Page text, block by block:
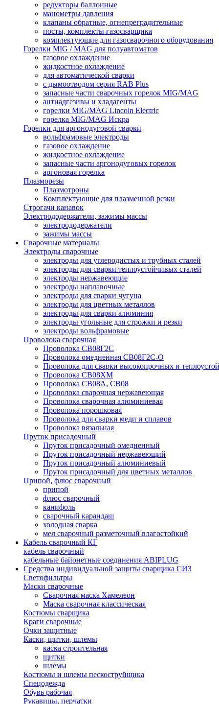
редукторы баллонные
манометры давления
клапаны обратные, огнепреградительные
посты, комплекты газосварщика
комплектующие для газосварочного оборудования
Горелки MIG / MAG для полуавтоматов
газовое охлаждение
жидкостное охлаждение
для автоматической сварки
с дымоотводом серия RAB Plus
запасные части сварочных горелок MIG/MAG
антиадгезивы и хладагенты
горелки MIG/MAG Lincoln Electric
горелка MIG/MAG Искра
Горелки для аргонодуговой сварки
вольфрамовые электроды
газовое охлаждение
жидкостное охлаждение
запасные части аргонодуговых горелок
аргоновая горелка
Плазморезы
Плазмотроны
Комплектующие для плазменной резки
Строгачи канавок
Электрододержатели, зажимы массы
электрододержатели
зажимы массы
Сварочные материалы
Электроды сварочные
электроды для углеродистых и трубных сталей
электроды для сварки теплоустойчивых сталей
электроды нержавеющие
электроды наплавочные
электроды для сварки чугуна
электроды для цветных металлов
электроды для сварки алюминия
электроды угольные для строжки и резки
электроды вольфрамовые
Проволока сварочная
Проволока СВ08Г2С
Проволока омедненная СВ08Г2С-О
Проволока для сварки высокопрочных и
Проволока СВ08ХМ
Проволока СВ08А, СВ08
Проволока сварочная нержавеющая
Проволока сварочная алюминиевая
Проволока порошковая
Проволока для сварки меди и сплавов
Проволока вязальная
Пруток присадочный
Пруток присадочный омедненный
Пруток присадочный нержавеющий
Пруток присадочный алюминиевый
Пруток присадочный для цветных металлов
Припой, флюс сварочный
припой
флюс сварочный
канифоль
сварочный карандаш
холодная сварка
мел сварочный разметочный влагостойкий
Кабель сварочный КГ
кабель сварочный
кабельные байонетные соединения ABIPLUG
Средства индивидуальной защиты сварщика СИЗ
Светофильтры
Маски сварочные
Сварочная маска Хамелеон
Маска сварочная классическая
Костюмы сварщика
Краги сварочные
Очки защитные
Каски, щитки, шлемы
каска строительная
щитки
шлемы
Костюмы и шлемы пескоструйщика
Спецодежда
Обувь рабочая
Рукавицы, перчатки